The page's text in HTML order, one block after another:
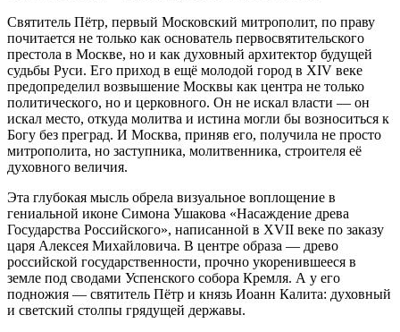
Святитель Пётр, первый Московский митрополит, по праву
почитается не только как основатель первосвятительского
престола в Москве, но и как духовный архитектор будущей
судьбы Руси. Его приход в ещё молодой город в XIV веке
предопределил возвышение Москвы как центра не только
политического, но и церковного. Он не искал власти — он
искал место, откуда молитва и истина могли бы возноситься к
Богу без преград. И Москва, приняв его, получила не просто
митрополита, но заступника, молитвенника, строителя её
духовного величия.
Эта глубокая мысль обрела визуальное воплощение в
гениальной иконе Симона Ушакова «Насаждение древа
Государства Российского», написанной в XVII веке по заказу
царя Алексея Михайловича. В центре образа — древо
российской государственности, прочно укоренившееся в
земле под сводами Успенского собора Кремля. А у его
подножия — святитель Пётр и князь Иоанн Калита: духовный
и светский столпы грядущей державы.